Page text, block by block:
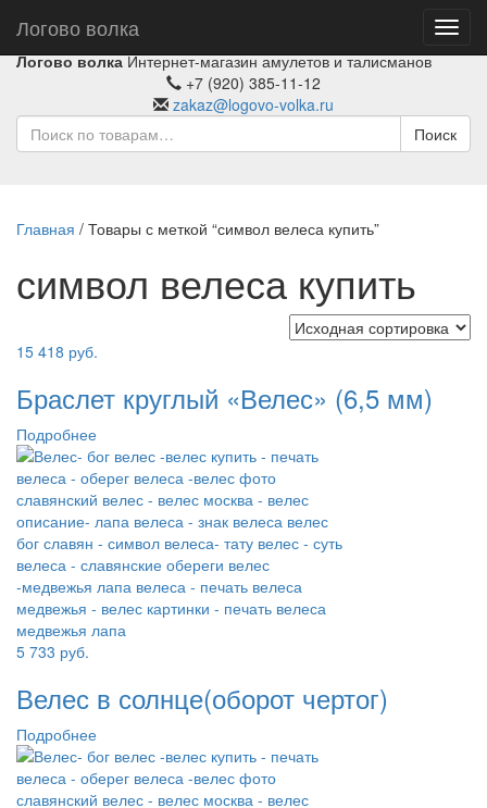
Логово волка
Логово волка Интернет-магазин амулетов и талисманов
+7 (920) 385-11-12
zakaz@logovo-volka.ru
Поиск
Главная / Товары с меткой “символ велеса купить”
символ велеса купить
15 418 руб.
Браслет круглый «Велес» (6,5 мм)
Подробнее
5 733 руб.
Велес в солнце(оборот чертог)
Подробнее